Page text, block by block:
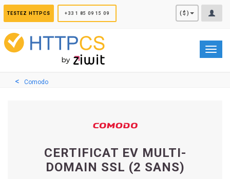
TESTEZ HTTPCS +33 1 85 09 15 09 ($)
Comodo
CERTIFICAT EV MULTI-
DOMAIN SSL (2 SANS)
Panneau de gestion des cookies